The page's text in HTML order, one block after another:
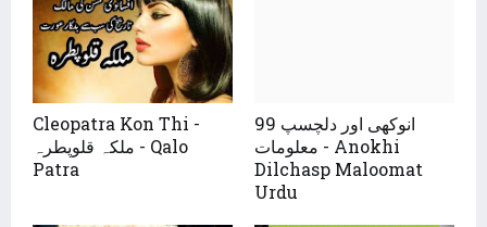
Cleopatra Kon Thi -
ملکہ قلوپطرہ - Qalo
Patra
99 انوکھی اور دلچسپ
معلومات - Anokhi
Dilchasp Maloomat
Urdu